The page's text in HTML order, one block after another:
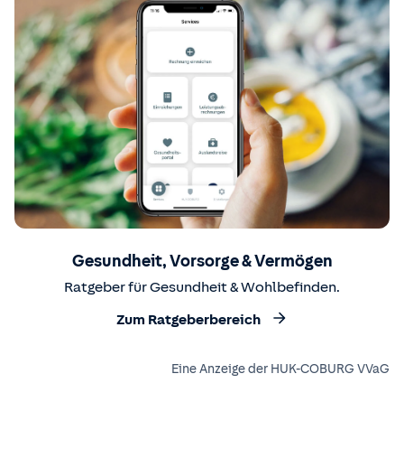
Gesundheit, Vorsorge & Vermögen
Ratgeber für Gesundheit & Wohlbefinden.
Zum Ratgeberbereich
Eine Anzeige der HUK-COBURG VVaG